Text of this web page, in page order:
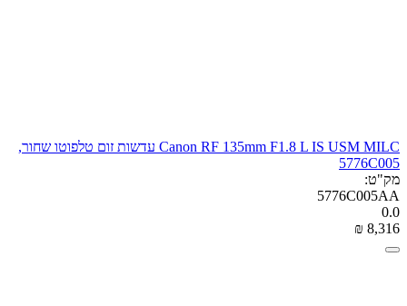
Canon RF 135mm F1.8 L IS USM MILC עדשות זום טלפוטו שחור,
5776C005
מק"ט:
5776C005AA
0.0
₪ 8,316